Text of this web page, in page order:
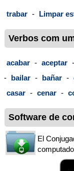
trabar - Limpar
Verbos com
acabar - aceptar -
- bailar - bañar -
casar - cenar -
Software de
El